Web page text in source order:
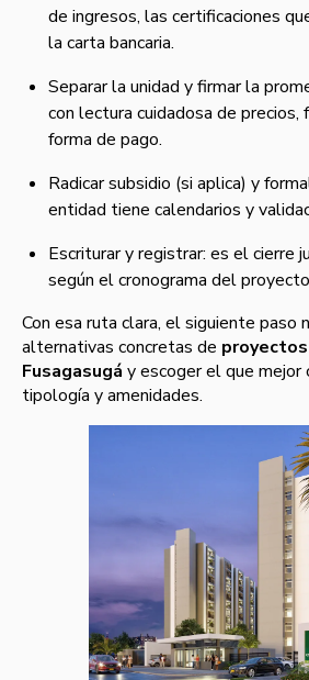
de ingresos, las certificaciones
la carta bancaria.
Separar la unidad y firmar la
con lectura cuidadosa de precios,
forma de pago.
Radicar subsidio (si aplica) y
entidad tiene calendarios y
Escriturar y registrar: es el cierre
según el cronograma del
Con esa ruta clara, el siguiente paso
alternativas concretas de proyectos
Fusagasugá y escoger el que mejor
tipología y amenidades.